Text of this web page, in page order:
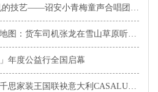
听得见的童谣 看得见的技艺——诏安小青梅童声合唱团首登国家大剧院
运货十年、点亮全国地图：货车司机张龙在雪山草原听见生活的回响
年度公益行全国启幕
接轨国际家居美学！千思家装王国联袂意大利CASALUME 构筑软装全案交付新标杆